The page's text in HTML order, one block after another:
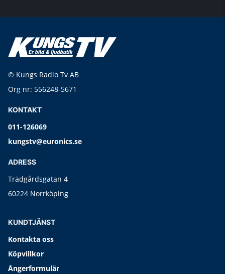
© Kungs Radio Tv AB
Org nr: 556248-5671
KONTAKT
011-126069
kungstv@euronics.se
ADRESS
Trädgårdsgatan 4
60224 Norrköping
KUNDTJÄNST
Kontakta oss
Köpvillkor
Ångerformulär